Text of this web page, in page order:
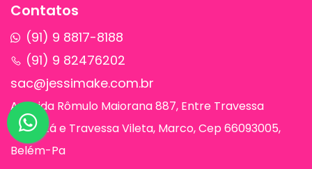
Contatos
(91) 9 8817-8188
(91) 9 82476202
sac@jessimake.com.br
Avenida Rômulo Maiorana 887, Entre Travessa
Humaitá e Travessa Vileta, Marco, Cep 66093005,
Belém-Pa